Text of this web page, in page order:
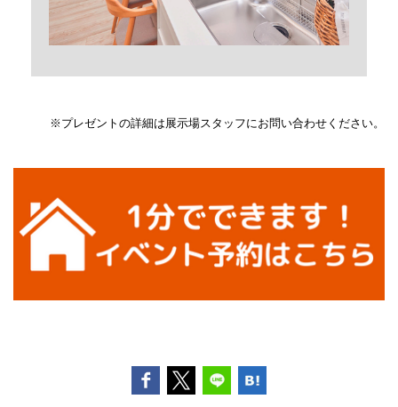
※プレゼントの詳細は展示場スタッフにお問い合わせください。